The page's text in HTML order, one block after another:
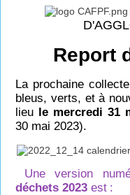
Report
La prochaine
bleus, verts, et à
lieu le mercredi 31
30 mai 2023).
Une version
déchets 2023 est :